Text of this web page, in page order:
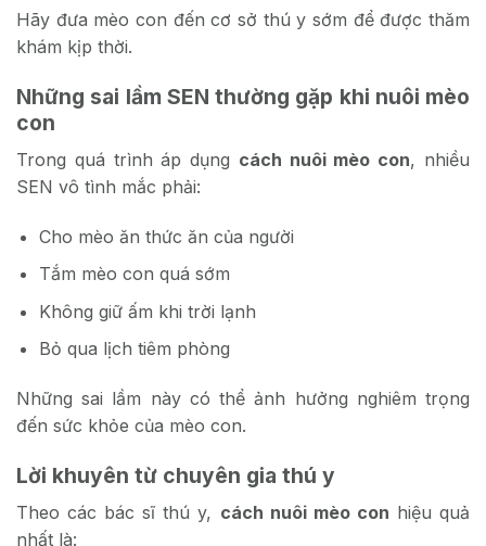
Hãy đưa mèo con đến cơ sở thú y sớm để được thăm
khám kịp thời.
Những sai lầm SEN thường gặp khi nuôi mèo
con
Trong quá trình áp dụng cách nuôi mèo con, nhiều
SEN vô tình mắc phải:
Cho mèo ăn thức ăn của người
Tắm mèo con quá sớm
Không giữ ấm khi trời lạnh
Bỏ qua lịch tiêm phòng
Những sai lầm này có thể ảnh hưởng nghiêm trọng
đến sức khỏe của mèo con.
Lời khuyên từ chuyên gia thú y
Theo các bác sĩ thú y, cách nuôi mèo con hiệu quả
nhất là: